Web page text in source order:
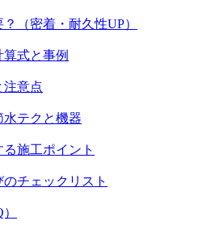
（密着・耐久性UP）
式と事例
注意点
水テクと機器
施工ポイント
チェックリスト